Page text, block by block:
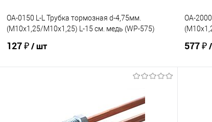
OA-0150 L-L Трубка тормозная d-4,75мм.
(М10х1,25/М10х1,25) L-15 см. медь (WP-575)
127 ₽/ шт
Под заказ
OA-
577 ₽